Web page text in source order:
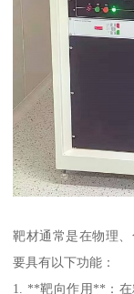
靶材通常是在物理
要具有以下功能：
1. **靶向作用**：在